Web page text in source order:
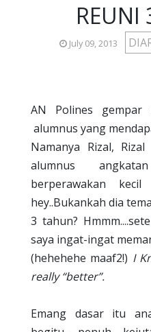
REUNI
July 09, 2013
AN Polines gempar
alumnus yang
Namanya Rizal,
alumnus
berperawakan
hey..Bukankah dia
3 tahun?
saya ingat-ingat
(hehehehe maaf2!) I
really “better”.
Emang dasar itu